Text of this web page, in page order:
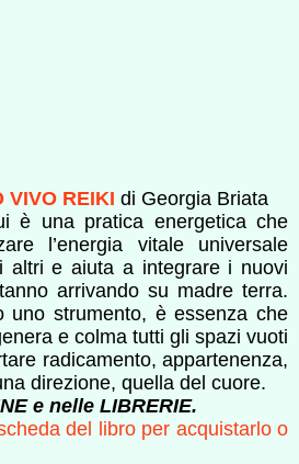
VIVO REIKI di Georgia Briata
è una pratica energetica che
l’energia vitale universale
altri e aiuta a integrare i nuovi
arrivando su madre terra.
uno strumento, è essenza che
e colma tutti gli spazi vuoti
radicamento, appartenenza,
direzione, quella del cuore.
e nelle LIBRERIE.
del libro per acquistarlo o